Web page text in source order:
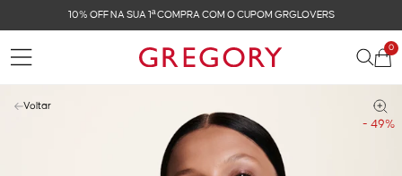
FRETE GRÁTIS NAS COMPRAS ACIMA DE R$ 899
0
- 49%
Voltar